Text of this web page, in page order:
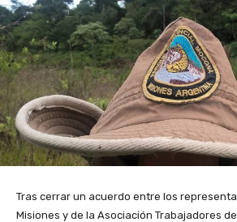
Tras cerrar un acuerdo entre los
Misiones y de la Asociación Trabajadores